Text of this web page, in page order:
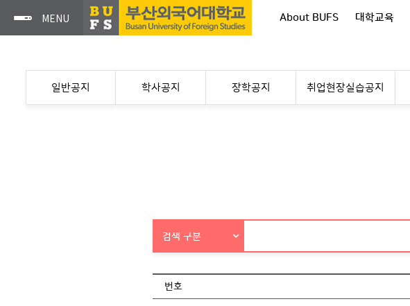
About BUFS 대학교육
일반공지 학사공지 장학공지 취업현장실습공지
검색 구분
번호